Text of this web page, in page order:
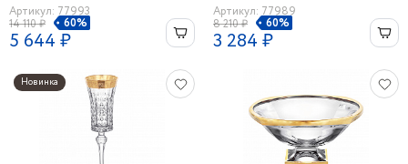
Артикул: 77993
14 110 ₽
60%
5 644 ₽
Артикул: 77989
8 210 ₽
60%
3 284 ₽
Новинка